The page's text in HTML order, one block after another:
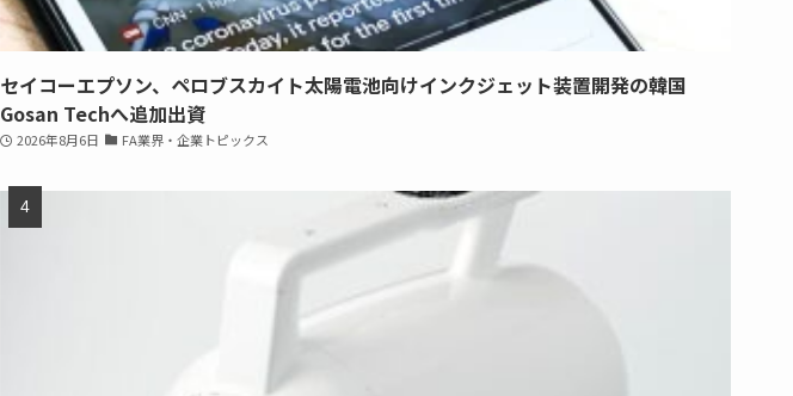
セイコーエプソン、ペロブスカイト太陽電池向けインクジェット装置開発の韓国
Gosan Techへ追加出資
2026年8月6日 FA業界・企業トピックス